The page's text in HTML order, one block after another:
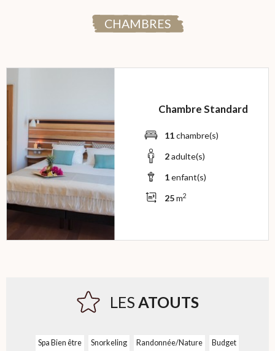
CHAMBRES
Chambre Standard
11chambre(s)
2adulte(s)
1enfant(s)
25m2
LES ATOUTS
Spa Bien être Snorkeling Randonnée/Nature Budget